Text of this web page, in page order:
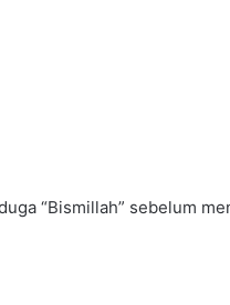
“Bismillah” sebelum